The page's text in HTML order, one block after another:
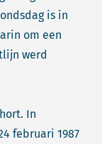
is in
om een
werd
In
februari 1987